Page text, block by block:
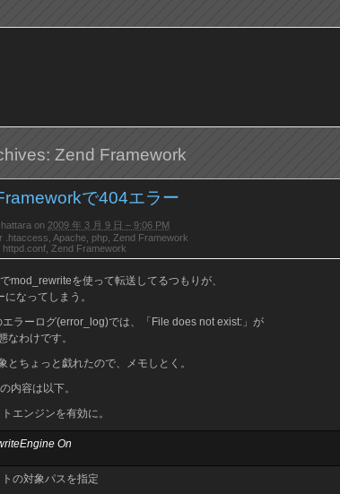
Zend Framework
で404エラー
hattara on 2009 年 3 月 9 日 – 9:06 PM
.htaccess Apache php Zend Framework
httpd.conf Zend Framework
mod_rewriteを使って転送してるつもりが、
なってしまう。
ラーログ(error_log)では、「File does not exist:」が
なわけです。
とちょっと戯れたので、メモしとく。
内容は以下。
エンジンを有効に。
On
の対象パスを指定